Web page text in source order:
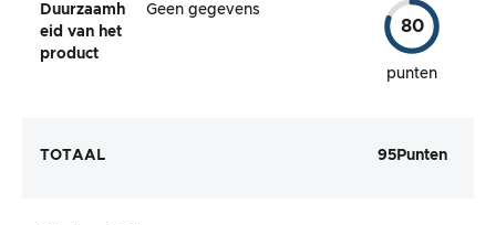
Duurzaamh
eid van het
product
Geen gegevens
80
punten
TOTAAL 95Punten